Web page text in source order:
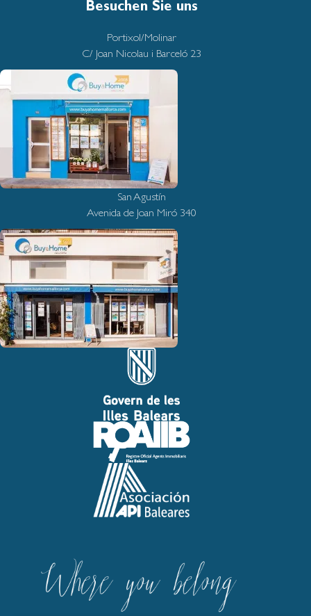
Besuchen Sie uns
Portixol/Molinar
C/ Joan Nicolau i Barceló 23
San Agustín
Avenida de Joan Miró 340